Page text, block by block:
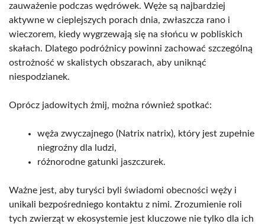
zauważenie podczas wędrówek. Węże są najbardziej
aktywne w cieplejszych porach dnia, zwłaszcza rano i
wieczorem, kiedy wygrzewają się na słońcu w pobliskich
skałach. Dlatego podróżnicy powinni zachować szczególną
ostrożność w skalistych obszarach, aby uniknąć
niespodzianek.
Oprócz jadowitych żmij, można również spotkać:
węża zwyczajnego (Natrix natrix), który jest zupełnie
niegroźny dla ludzi,
różnorodne gatunki jaszczurek.
Ważne jest, aby turyści byli świadomi obecności węży i
unikali bezpośredniego kontaktu z nimi. Zrozumienie roli
tych zwierząt w ekosystemie jest kluczowe nie tylko dla ich